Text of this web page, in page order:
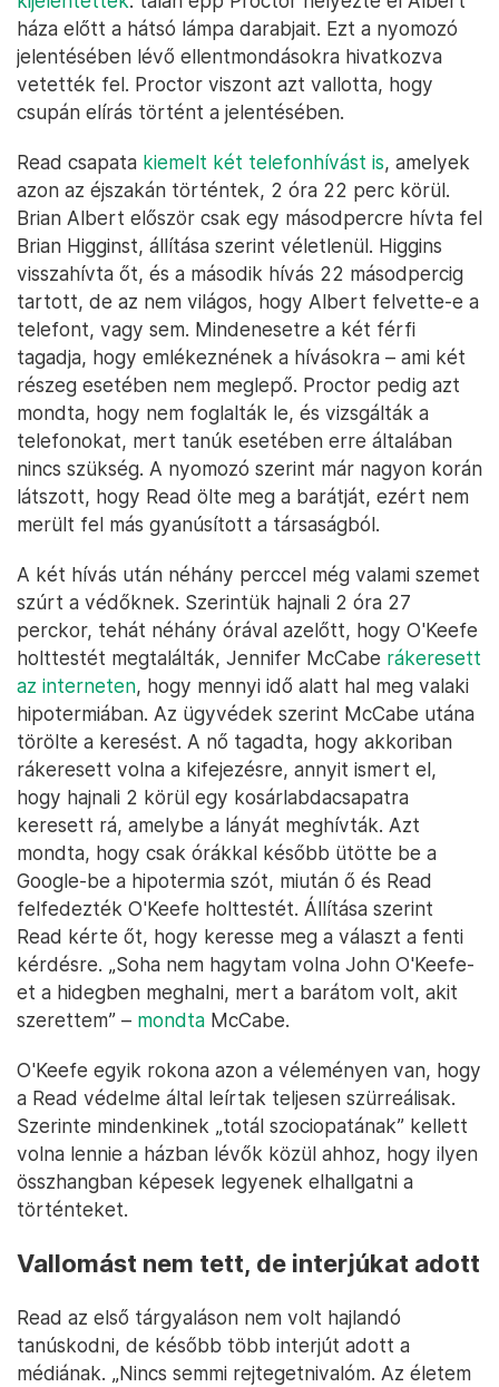
háza előtt a hátsó lámpa darabjait. Ezt a nyomozó
jelentésében lévő ellentmondásokra hivatkozva
vetették fel. Proctor viszont azt vallotta, hogy
csupán elírás történt a jelentésében.
Read csapata kiemelt két telefonhívást is, amelyek
azon az éjszakán történtek, 2 óra 22 perc körül.
Brian Albert először csak egy másodpercre hívta fel
Brian Higginst, állítása szerint véletlenül. Higgins
visszahívta őt, és a második hívás 22 másodpercig
tartott, de az nem világos, hogy Albert felvette-e a
telefont, vagy sem. Mindenesetre a két férfi
tagadja, hogy emlékeznének a hívásokra – ami két
részeg esetében nem meglepő. Proctor pedig azt
mondta, hogy nem foglalták le, és vizsgálták a
telefonokat, mert tanúk esetében erre általában
nincs szükség. A nyomozó szerint már nagyon korán
látszott, hogy Read ölte meg a barátját, ezért nem
merült fel más gyanúsított a társaságból.
A két hívás után néhány perccel még valami szemet
szúrt a védőknek. Szerintük hajnali 2 óra 27
perckor, tehát néhány órával azelőtt, hogy O'Keefe
holttestét megtalálták, Jennifer McCabe rákeresett
az interneten, hogy mennyi idő alatt hal meg valaki
hipotermiában. Az ügyvédek szerint McCabe utána
törölte a keresést. A nő tagadta, hogy akkoriban
rákeresett volna a kifejezésre, annyit ismert el,
hogy hajnali 2 körül egy kosárlabdacsapatra
keresett rá, amelybe a lányát meghívták. Azt
mondta, hogy csak órákkal később ütötte be a
Google-be a hipotermia szót, miután ő és Read
felfedezték O'Keefe holttestét. Állítása szerint
Read kérte őt, hogy keresse meg a választ a fenti
kérdésre. „Soha nem hagytam volna John O'Keefe-
et a hidegben meghalni, mert a barátom volt, akit
szerettem” – mondta McCabe.
O'Keefe egyik rokona azon a véleményen van, hogy
a Read védelme által leírtak teljesen szürreálisak.
Szerinte mindenkinek „totál szociopatának” kellett
volna lennie a házban lévők közül ahhoz, hogy ilyen
összhangban képesek legyenek elhallgatni a
történteket.
Vallomást nem tett, de interjúkat adott
Read az első tárgyaláson nem volt hajlandó
tanúskodni, de később több interjút adott a
médiának. „Nincs semmi rejtegetnivalóm. Az életem